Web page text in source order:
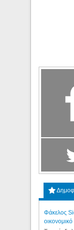
Φάκελος